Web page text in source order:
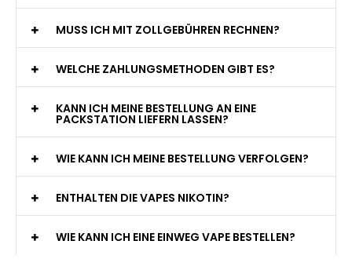
MUSS ICH MIT ZOLLGEBÜHREN RECHNEN?
WELCHE ZAHLUNGSMETHODEN GIBT ES?
KANN ICH MEINE BESTELLUNG AN EINE
PACKSTATION LIEFERN LASSEN?
WIE KANN ICH MEINE BESTELLUNG VERFOLGEN?
ENTHALTEN DIE VAPES NIKOTIN?
WIE KANN ICH EINE EINWEG VAPE BESTELLEN?